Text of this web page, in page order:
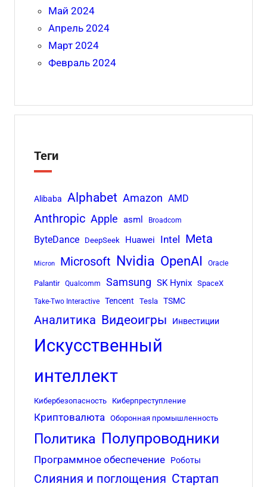
Май 2024
Апрель 2024
Март 2024
Февраль 2024
Теги
Alibaba Alphabet Amazon AMD
Anthropic Apple asml Broadcom
ByteDance DeepSeek Huawei Intel Meta
Micron Microsoft Nvidia OpenAI Oracle
Palantir Qualcomm Samsung SK Hynix SpaceX
Take-Two Interactive Tencent Tesla TSMC
Аналитика Видеоигры Инвестиции
Искусственный
интеллект
Кибербезопасность Киберпреступление
Криптовалюта Оборонная промышленность
Политика Полупроводники
Программное обеспечение Роботы
Слияния и поглощения Стартап